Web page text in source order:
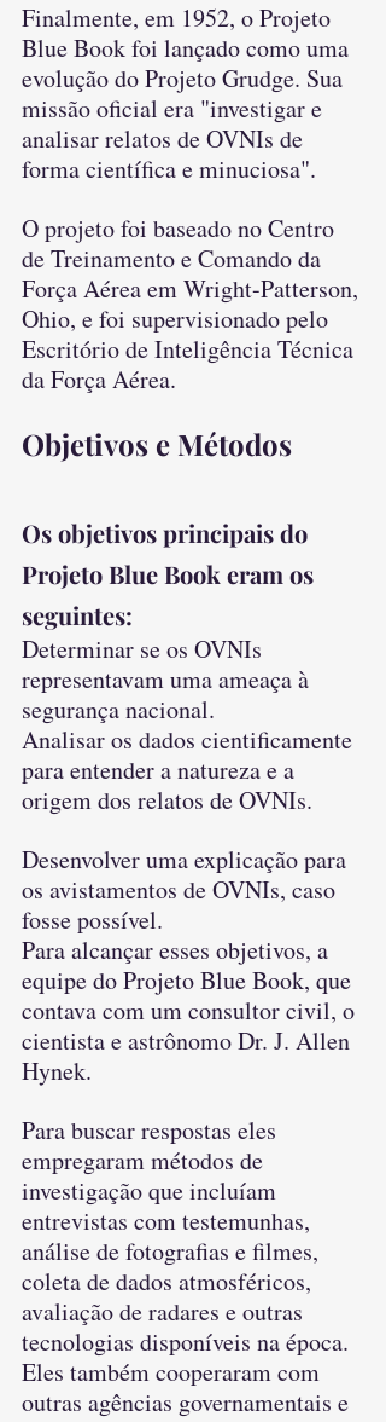
Finalmente, em 1952, o Projeto
Blue Book foi lançado como uma
evolução do Projeto Grudge. Sua
missão oficial era "investigar e
analisar relatos de OVNIs de
forma científica e minuciosa".
O projeto foi baseado no Centro
de Treinamento e Comando da
Força Aérea em Wright-Patterson,
Ohio, e foi supervisionado pelo
Escritório de Inteligência Técnica
da Força Aérea.
Objetivos e Métodos
Os objetivos principais do
Projeto Blue Book eram os
seguintes:
Determinar se os OVNIs
representavam uma ameaça à
segurança nacional.
Analisar os dados cientificamente
para entender a natureza e a
origem dos relatos de OVNIs.
Desenvolver uma explicação para
os avistamentos de OVNIs, caso
fosse possível.
Para alcançar esses objetivos, a
equipe do Projeto Blue Book, que
contava com um consultor civil, o
cientista e astrônomo Dr. J. Allen
Hynek.
Para buscar respostas eles
empregaram métodos de
investigação que incluíam
entrevistas com testemunhas,
análise de fotografias e filmes,
coleta de dados atmosféricos,
avaliação de radares e outras
tecnologias disponíveis na época.
Eles também cooperaram com
outras agências governamentais e